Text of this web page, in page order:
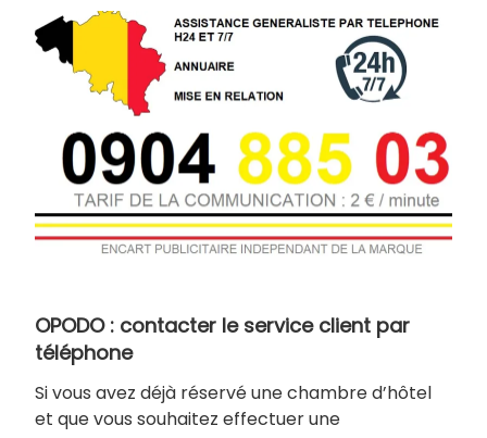
OPODO : contacter le service client par
téléphone
Si vous avez déjà réservé une chambre d’hôtel
et que vous souhaitez effectuer une